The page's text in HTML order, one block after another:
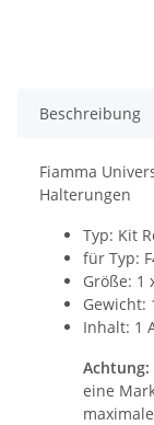
Beschreibung
Fiamma
Halterungen
Typ: Kit
für Typ:
Größe: 1
Gewicht:
Inhalt: 1
Achtung:
eine